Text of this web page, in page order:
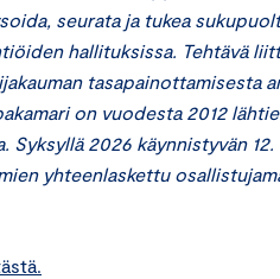
seurata ja tukea
hallituksissa. Tehtävä
tasapainottamisesta
on vuodesta 2012
2026 käynnistyvän 12.
yhteenlaskettu